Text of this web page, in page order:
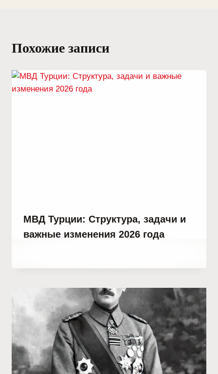
Похожие записи
МВД Турции: Структура, задачи и
важные изменения 2026 года